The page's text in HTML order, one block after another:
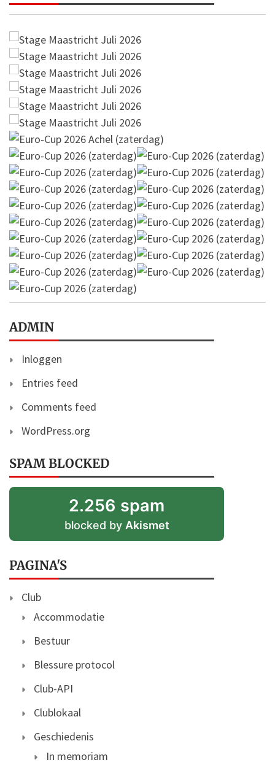
ADMIN
Inloggen
Entries feed
Comments feed
WordPress.org
SPAM BLOCKED
2.256 spam
blocked by Akismet
PAGINA'S
Club
Accommodatie
Bestuur
Blessure protocol
Club-API
Clublokaal
Geschiedenis
In memoriam